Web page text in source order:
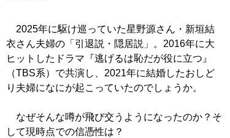
2025年に駆け巡っていた星野源さん・新垣結
衣さん夫婦の「引退説・隠居説」。2016年に大
ヒットしたドラマ『逃げるは恥だが役に立つ』
（TBS系）で共演し、2021年に結婚したおしど
り夫婦になにが起こっていたのでしょうか。
なぜそんな噂が飛び交うようになったのか？そ
して現時点での信憑性は？